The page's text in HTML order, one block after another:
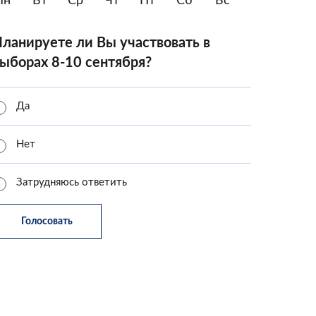
ли Вы участвовать в
8-10 сентября?
Да
Нет
Затрудняюсь ответить